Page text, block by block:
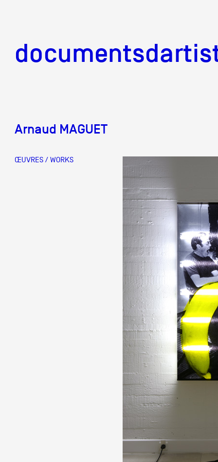
Mission
Équipe
Partenaires
Crédits
Actions
Documentation
Visites d'ateliers
Production vidéo
Arnaud MAGUET
ŒUVRES / WORKS